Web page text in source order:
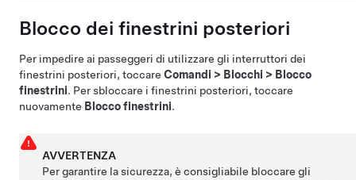
Blocco dei finestrini posteriori
Per impedire ai passeggeri di utilizzare gli interruttori dei
finestrini posteriori, toccare Comandi > Blocchi > Blocco
finestrini. Per sbloccare i finestrini posteriori, toccare
nuovamente Blocco finestrini.
AVVERTENZA
Per garantire la sicurezza, è consigliabile bloccare gli